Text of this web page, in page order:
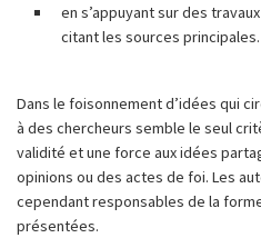
en s’appuyant sur des
citant les sources principales.
Dans le foisonnement d’idées qui
à des chercheurs semble le seul
validité et une force aux idées
opinions ou des actes de foi. Les
cependant responsables de la
présentées.